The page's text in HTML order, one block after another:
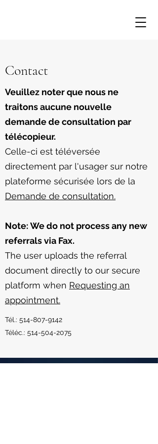
Contact
Veuillez noter que nous ne
traitons aucune nouvelle
demande de consultation par
télécopieur.
Celle-ci est téléversée
directement par l'usager sur notre
plateforme sécurisée lors de la
Demande de consultation.
Note: We do not process any new
referrals via Fax.
The user uploads the referral
document directly to our secure
platform when Requesting an
appointment.
Tél.: 514-807-9142
Téléc.: 514-504-2075